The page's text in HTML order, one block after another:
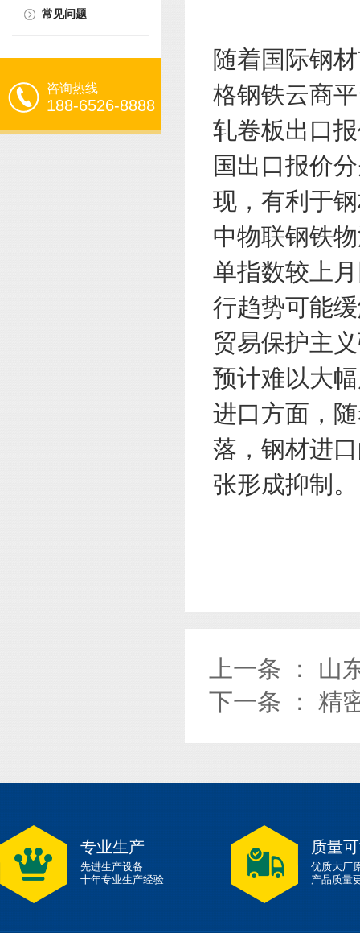
常见问题
咨询热线
188-6526-8888
随着国际钢
格钢铁云商
轧卷板出口
国出口报价
现，有利于
中物联钢铁
单指数较上
行趋势可能
贸易保护主
预计难以大
进口方面，
落，钢材进
张形成抑制。
上一条 ： 山
下一条 ： 精
专业生产
先进生产设备
十年专业生产经验
质量
优质大厂
产品质量